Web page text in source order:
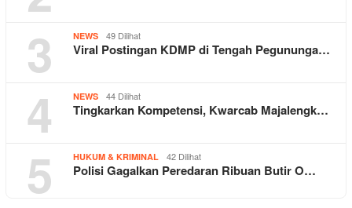
3 NEWS 49 Dilihat
Viral Postingan KDMP di Tengah Pegununga…
4 NEWS 44 Dilihat
Tingkarkan Kompetensi, Kwarcab Majalengk…
5 HUKUM & KRIMINAL 42 Dilihat
Polisi Gagalkan Peredaran Ribuan Butir O…